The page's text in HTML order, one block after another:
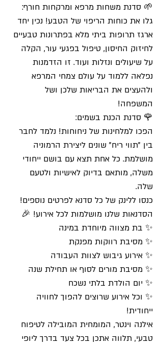
🌱 סדנת משחות מרפא ומרקחות חורף:
גלו את כוחות הריפוי של הטבע! נכין יחד
ארגז תרופות ביתי מלא בפתרונות טבעיים
לחיזוק החיסון, טיפול בפגעי עור, הקלה
על שיעולים ונזלות ועוד. זו הזדמנות
נפלאה ללמוד על עולם צמחי המרפא
ולהעצים את הבריאות שלכן ושל
המשפחה!
🌹 סדנת הכנת בשמים:
הפכו למלחינות של ניחוחות! נלמד לחבר
בין "תווי ריח" שונים ליצירת הרמוניה
מושלמת. כל אחת תצא עם בושם ייחודי
משלה, מותאם בדיוק לאישיות ולטעם
שלה.
כנסו ללינק של כל סדנא לפרטים נוספים!
הסדנאות שלנו מושלמות לכל אירוע! 🎉
✨ בת מצווה מיוחדת במינה
✨ מסיבת רווקות מפנקת
✨ אירוע גיבוש לצוות העבודה
✨ מסיבת מורים לסוף או תחילת שנה
✨ יום הולדת בלתי נשכח
✨ וכל אירוע שרוצים להפוך לחוויה
ייחודית!
אילנה וינטר, המומחית המובילה לטיפוח
טבעי, תלווה אתכן בכל צעד בדרך ליופי